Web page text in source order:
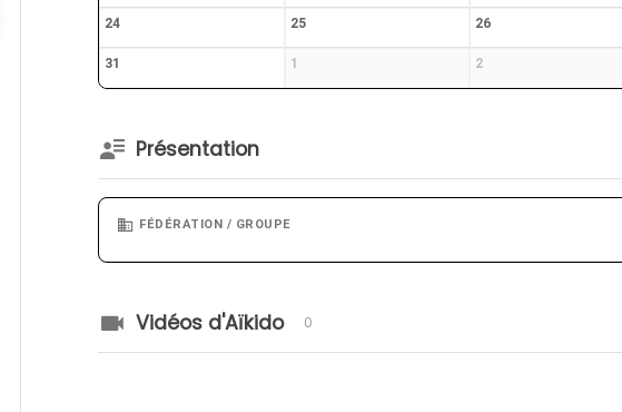
24 25 26
31 1 2
Présentation
FÉDÉRATION / GROUPE
Vidéos d'Aïkido 0